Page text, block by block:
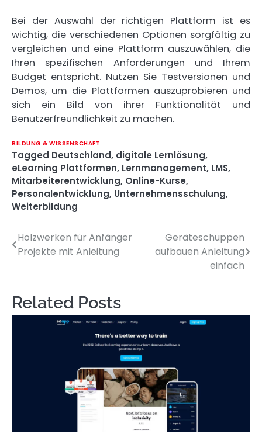
Bei der Auswahl der richtigen Plattform ist es
wichtig, die verschiedenen Optionen sorgfältig zu
vergleichen und eine Plattform auszuwählen, die
Ihren spezifischen Anforderungen und Ihrem
Budget entspricht. Nutzen Sie Testversionen und
Demos, um die Plattformen auszuprobieren und
sich ein Bild von ihrer Funktionalität und
Benutzerfreundlichkeit zu machen.
BILDUNG & WISSENSCHAFT
Tagged Deutschland, digitale Lernlösung,
eLearning Plattformen, Lernmanagement, LMS,
Mitarbeiterentwicklung, Online-Kurse,
Personalentwicklung, Unternehmensschulung,
Weiterbildung
Post
navigation
Holzwerken für Anfänger
Projekte mit Anleitung
Geräteschuppen
aufbauen Anleitung
einfach
Related Posts